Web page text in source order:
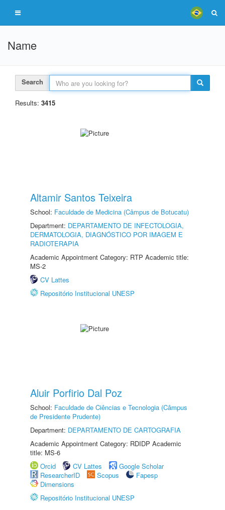
Name
Search
Results: 3415
Altamir Santos Teixeira
School: Faculdade de Medicina (Câmpus de Botucatu)
Department: DEPARTAMENTO DE INFECTOLOGIA,
DERMATOLOGIA, DIAGNÓSTICO POR IMAGEM E
RADIOTERAPIA
Academic Appointment Category: RTP Academic title:
MS-2
CV Lattes
Repositório Institucional UNESP
Aluir Porfirio Dal Poz
School: Faculdade de Ciências e Tecnologia (Câmpus
de Presidente Prudente)
Department: DEPARTAMENTO DE CARTOGRAFIA
Academic Appointment Category: RDIDP Academic
title: MS-6
Orcid
CV Lattes
Google Scholar
ResearcherID
Scopus
Fapesp
Dimensions
Repositório Institucional UNESP